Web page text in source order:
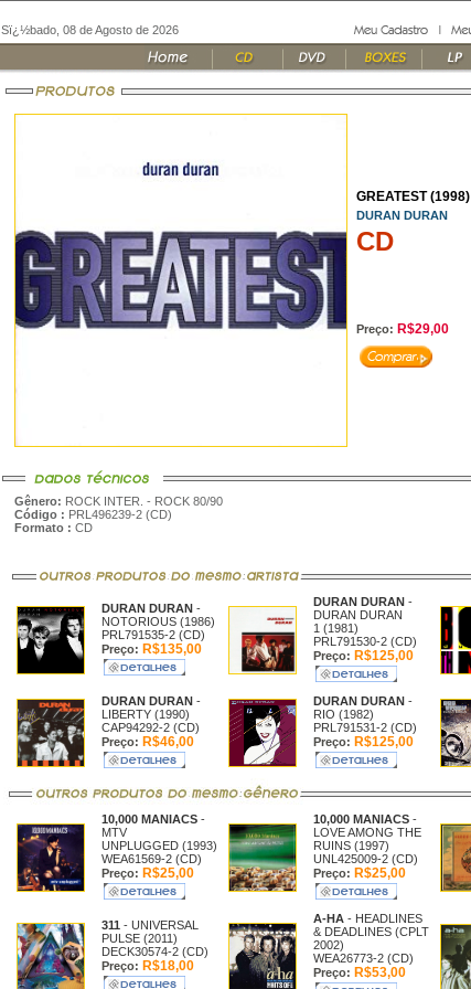
Sï¿½bado, 08 de Agosto de 2026
GREATEST (1998)
DURAN DURAN
CD
Preço: R$29,00
Gênero: ROCK INTER. - ROCK 80/90
Código : PRL496239-2 (CD)
Formato : CD
DURAN DURAN -
NOTORIOUS (1986)
PRL791535-2 (CD)
Preço: R$135,00
DURAN DURAN -
DURAN DURAN
1 (1981)
PRL791530-2 (CD)
Preço: R$125,00
DURAN DURAN -
LIBERTY (1990)
CAP94292-2 (CD)
Preço: R$46,00
DURAN DURAN -
RIO (1982)
PRL791531-2 (CD)
Preço: R$125,00
10,000 MANIACS -
MTV
UNPLUGGED (1993)
WEA61569-2 (CD)
Preço: R$25,00
10,000 MANIACS -
LOVE AMONG THE
RUINS (1997)
UNL425009-2 (CD)
Preço: R$25,00
311 - UNIVERSAL
PULSE (2011)
DECK30574-2 (CD)
Preço: R$18,00
A-HA - HEADLINES
& DEADLINES (CPLT
2002)
WEA26773-2 (CD)
Preço: R$53,00